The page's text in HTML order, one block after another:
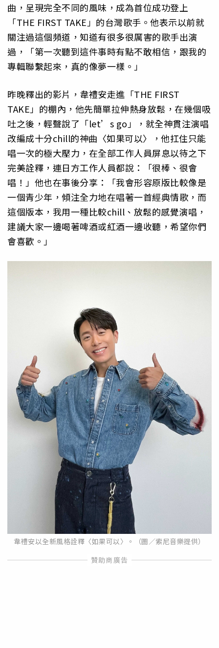
曲，呈現完全不同的風味，成為首位成功登上
「THE FIRST TAKE」的台灣歌手。他表示以前就
關注過這個頻道，知道有很多很厲害的歌手出演
過，「第一次聽到這件事時有點不敢相信，跟我的
專輯聯繫起來，真的像夢一樣。」
昨晚釋出的影片，韋禮安走進「THE FIRST
TAKE」的棚內，他先簡單拉伸熱身放鬆，在幾個吸
吐之後，輕聲說了「let’s go」，就全神貫注演唱
改編成十分chill的神曲〈如果可以〉，他扛住只能
唱一次的極大壓力，在全部工作人員屏息以待之下
完美詮釋，連日方工作人員都說：「很棒、很會
唱！」他也在事後分享：「我會形容原版比較像是
一個青少年，傾注全力地在唱著一首經典情歌，而
這個版本，我用一種比較chill、放鬆的感覺演唱，
建議大家一邊喝著啤酒或紅酒一邊收聽，希望你們
會喜歡。」
韋禮安以全新風格詮釋〈如果可以〉。（圖／索尼音樂提供）